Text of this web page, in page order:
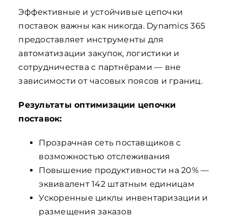
Эффективные и устойчивые цепочки
поставок важны как никогда. Dynamics 365
предоставляет инструменты для
автоматизации закупок, логистики и
сотрудничества с партнёрами — вне
зависимости от часовых поясов и границ.
Результаты оптимизации цепочки
поставок:
Прозрачная сеть поставщиков с
возможностью отслеживания
Повышение продуктивности на 20% —
эквивалент 142 штатным единицам
Ускоренные циклы инвентаризации и
размещения заказов